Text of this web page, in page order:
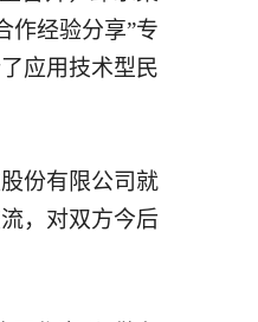
作经验分享”专
应用技术型民
份有限公司就
，对双方今后